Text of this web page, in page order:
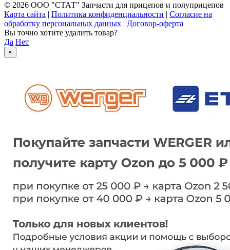
© 2026 ООО "СТАТ" Запчасти для прицепов и полуприцепов
Карта сайта | Политика конфиденциальности | Согласие на
обработку персональных данных | Договор-оферта
Вы точно хотите удалить товар?
Да Нет
×